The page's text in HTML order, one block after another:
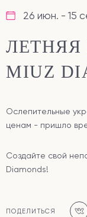
26 июн. - 15
ЛЕТНЯЯ
MIUZ
Ослепительные
ценам - пришло
Создайте свой
Diamonds!
ПОДЕЛИТЬСЯ